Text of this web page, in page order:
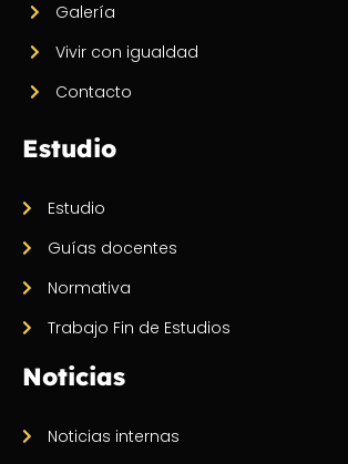
Galería
Vivir con igualdad
Contacto
Estudio
Estudio
Guías docentes
Normativa
Trabajo Fin de Estudios
Noticias
Noticias internas